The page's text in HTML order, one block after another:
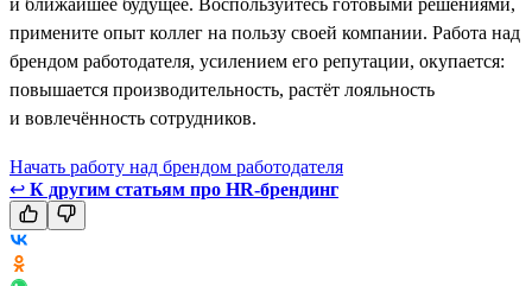
примените опыт коллег на пользу своей компании. Работа над
брендом работодателя, усилением его репутации, окупается:
повышается производительность, растёт лояльность
и вовлечённость сотрудников.
Начать работу над брендом работодателя
↩ К другим статьям про HR-брендинг